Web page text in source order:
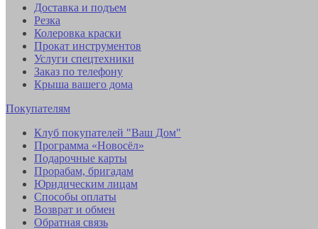
Доставка и подъем
Резка
Колеровка краски
Прокат инструментов
Услуги спецтехники
Заказ по телефону
Крыша вашего дома
Покупателям
Клуб покупателей "Ваш Дом"
Программа «Новосёл»
Подарочные карты
Прорабам, бригадам
Юридическим лицам
Способы оплаты
Возврат и обмен
Обратная связь